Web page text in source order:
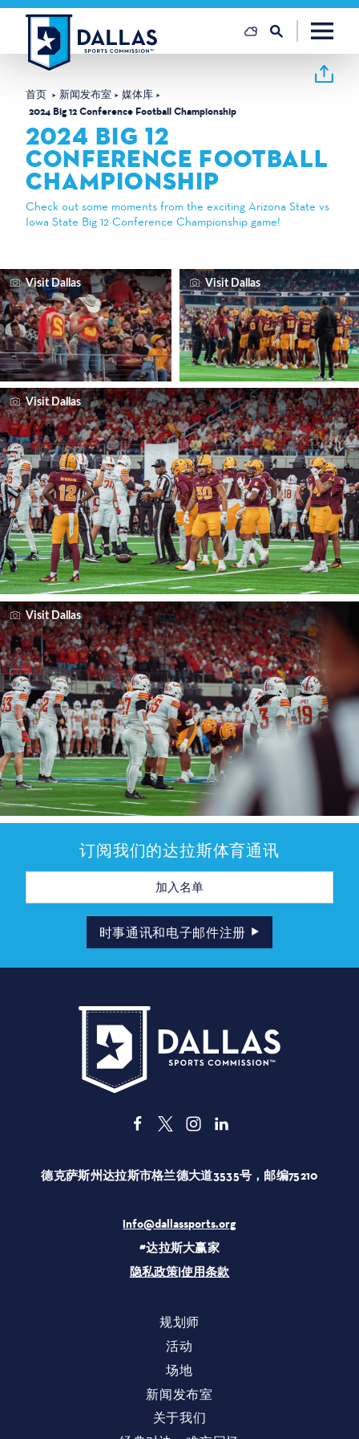
跳至内容
首页 新闻发布室
媒体库
2024 Big 12 Conference Football Championship
2024 BIG 12
CONFERENCE FOOTBALL
CHAMPIONSHIP
Check out some moments from the exciting Arizona State vs
Iowa State Big 12 Conference Championship game!
Visit Dallas Visit Dallas
Visit Dallas
Visit Dallas
订阅我们的达拉斯体育通讯
电
邮
时事通讯和电子邮件注册
德克萨斯州达拉斯市格兰德大道3535号，邮编75210
info@dallassports.org
#达拉斯大赢家
隐私政策|使用条款
规划师
活动
场地
新闻发布室
关于我们